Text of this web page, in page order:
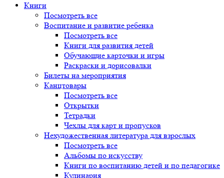
Книги
Посмотреть все
Воспитание и развитие ребенка
Посмотреть все
Книги для развития детей
Обучающие карточки и игры
Раскраски и дорисовалки
Билеты на мероприятия
Канцтовары
Посмотреть все
Открытки
Тетрадки
Чехлы для карт и пропусков
Нехудожественная литература для взрослых
Посмотреть все
Альбомы по искусству
Книги по воспитанию детей и по педагогике
Кулинария